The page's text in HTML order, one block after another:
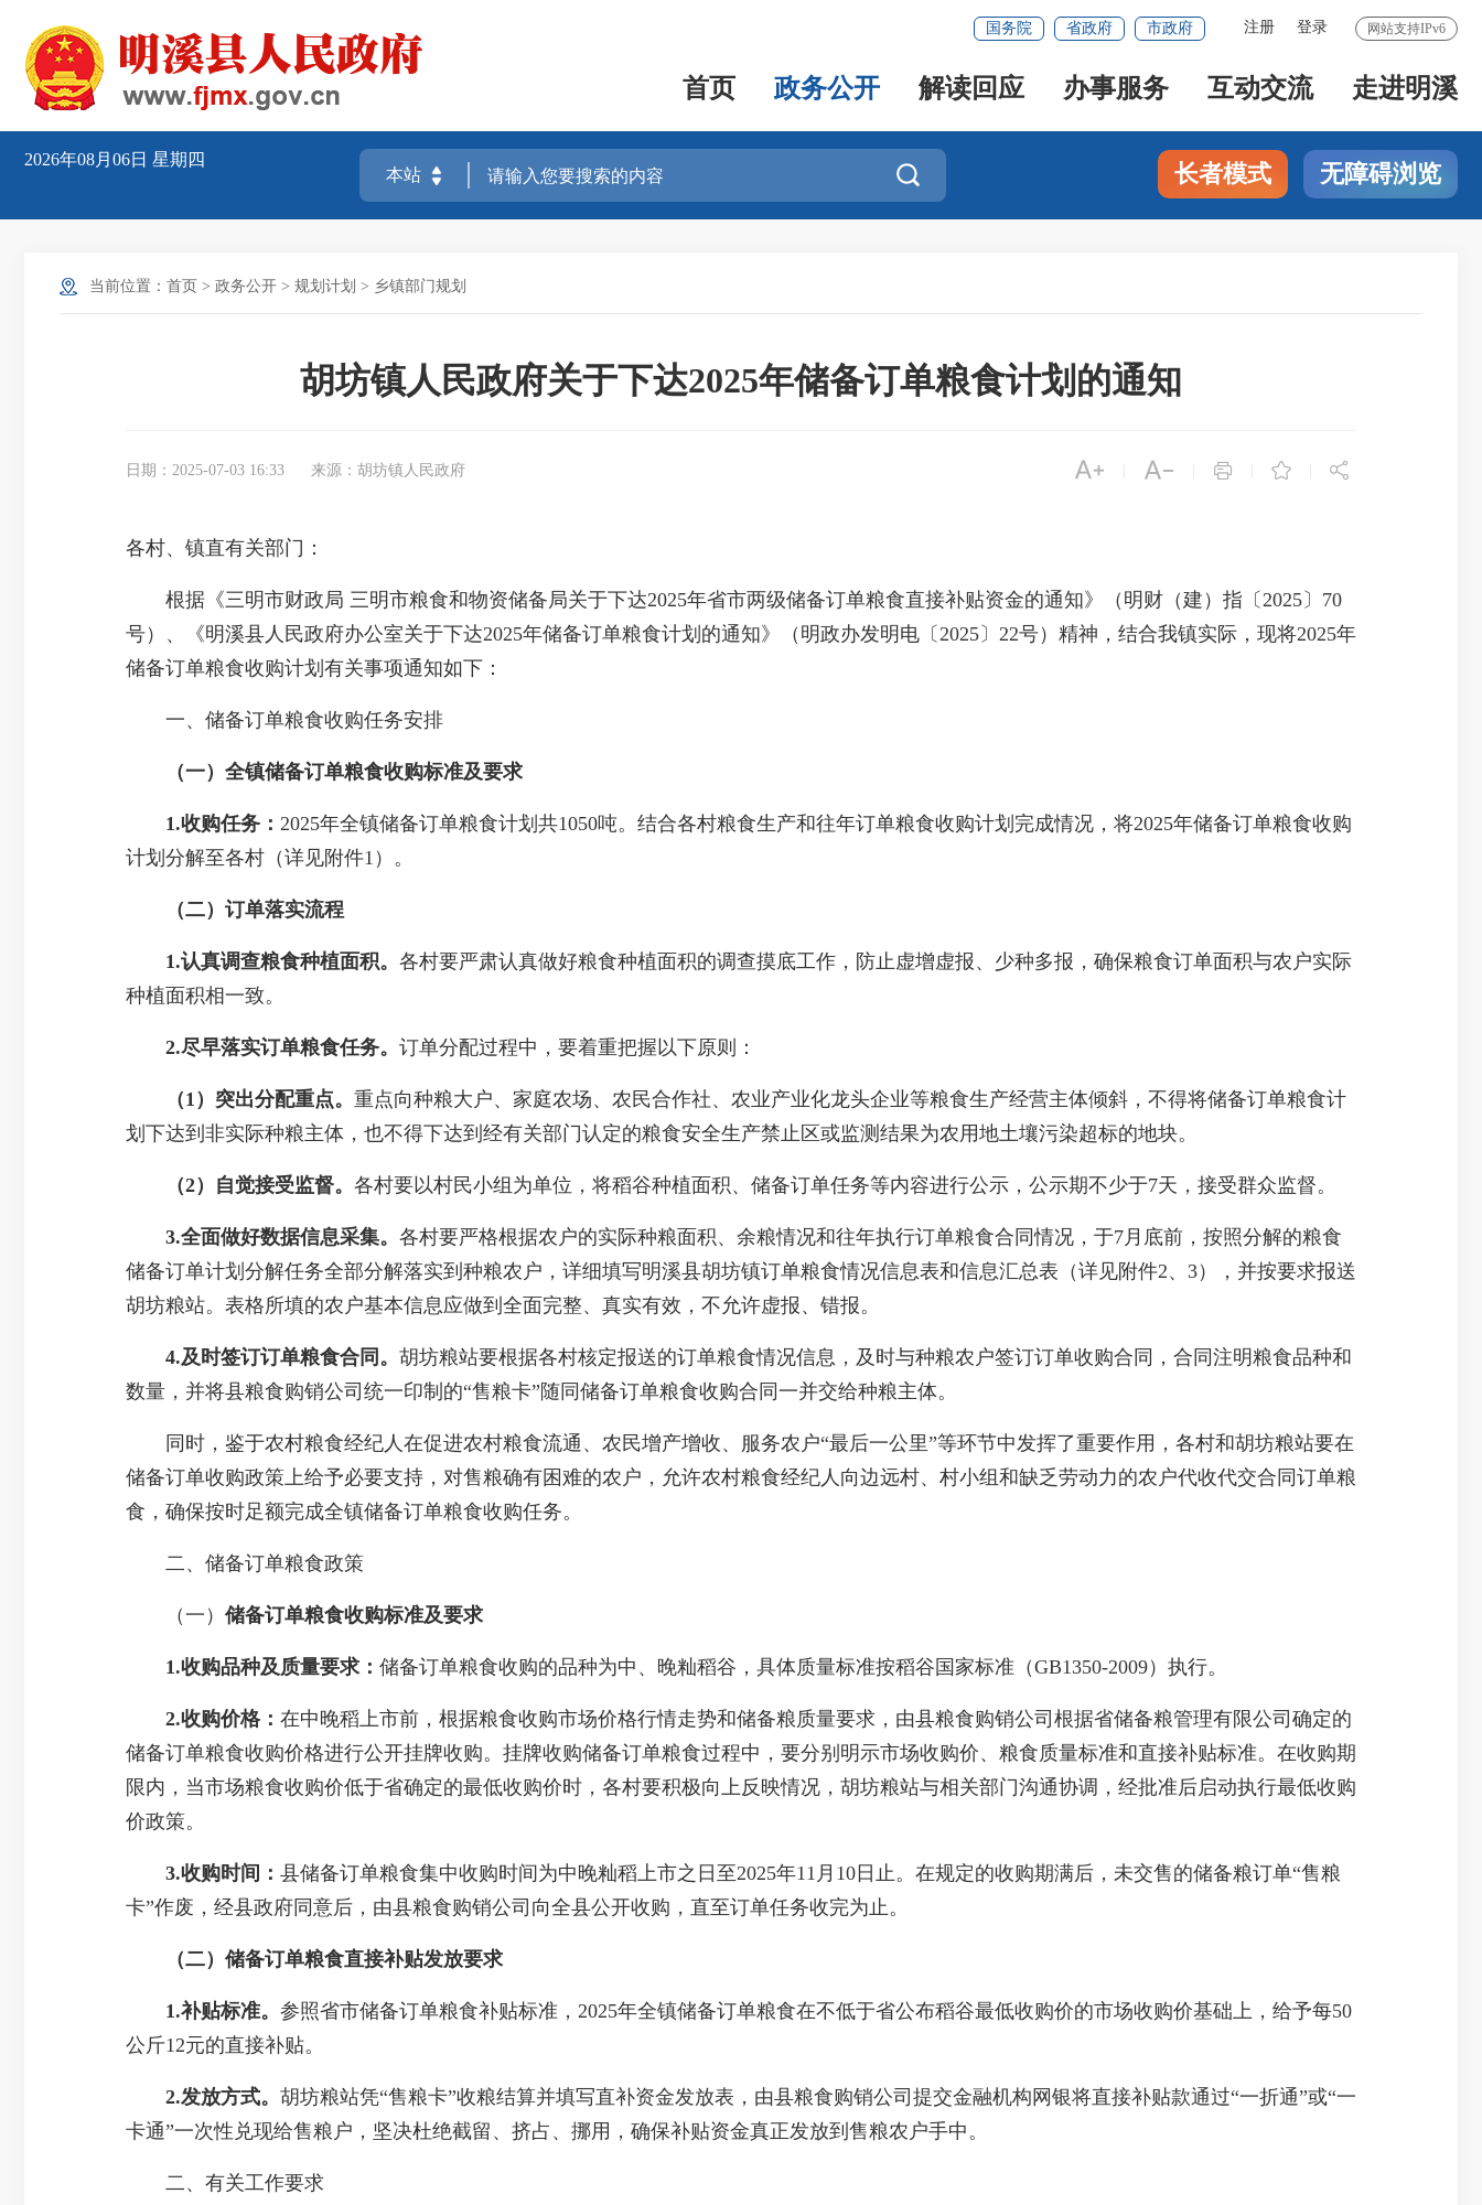
网站支持IPv6
注册 登录
国务院 省政府 市政府
首页 政务公开 解读回应 办事服务 互动交流 走进明溪
2026年08月06日 星期四
 长者模式 无障碍浏览
当前位置： 首页 > 政务公开 > 规划计划 > 乡镇部门规划
胡坊镇人民政府关于下达2025年储备订单粮食计划的通知
日期：2025-07-03 16:33 来源：胡坊镇人民政府     
各村、镇直有关部门：
根据《三明市财政局 三明市粮食和物资储备局关于下达2025年省市两级储备订单粮食直接补贴资金的通知》（明财（建）指〔2025〕70
号）、《明溪县人民政府办公室关于下达2025年储备订单粮食计划的通知》（明政办发明电〔2025〕22号）精神，结合我镇实际，现将2025年
储备订单粮食收购计划有关事项通知如下：
一、储备订单粮食收购任务安排
（一）全镇储备订单粮食收购标准及要求
1.收购任务： 2025年全镇储备订单粮食计划共1050吨。结合各村粮食生产和往年订单粮食收购计划完成情况，将2025年储备订单粮食收购
计划分解至各村（详见附件1）。
（二） 订单落实流程
1.认真调查粮食种植面积。 各村要严肃认真做好粮食种植面积的调查摸底工作，防止虚增虚报、少种多报，确保粮食订单面积与农户实际
种植面积相一致。
2.尽早落实订单粮食任务。 订单分配过程中，要着重把握以下原则：
（1）突出分配重点。 重点向种粮大户、家庭农场、农民合作社、农业产业化龙头企业等粮食生产经营主体倾斜，不得将储备订单粮食计
划下达到非实际种粮主体，也不得下达到经有关部门认定的粮食安全生产禁止区或监测结果为农用地土壤污染超标的地块。
（2） 自觉接受监督。 各村要以村民小组为单位，将稻谷种植面积、储备订单任务等内容进行公示，公示期不少于7天，接受群众监督。
3.全面做好数据信息采集。 各村要严格根据农户的实际种粮面积、余粮情况和往年执行订单粮食合同情况，于7月底前，按照分解的粮食
储备订单计划分解任务全部分解落实到种粮农户，详细填写明溪县胡坊镇订单粮食情况信息表和信息汇总表（详见附件2、3），并按要求报送
胡坊粮站。表格所填的农户基本信息应做到全面完整、真实有效，不允许虚报、错报。
4.及时签订订单粮食合同。 胡坊粮站要根据各村核定报送的订单粮食情况信息，及时与种粮农户签订订单收购合同，合同注明粮食品种和
数量，并将县粮食购销公司统一印制的“售粮卡”随同储备订单粮食收购合同一并交给种粮主体。
同时，鉴于农村粮食经纪人在促进农村粮食流通、农民增产增收、服务农户“最后一公里”等环节中发挥了重要作用，各村和胡坊粮站要在
储备订单收购政策上给予必要支持，对售粮确有困难的农户，允许农村粮食经纪人向边远村、村小组和缺乏劳动力的农户代收代交合同订单粮
食，确保按时足额完成全镇储备订单粮食收购任务。
二、储备订单粮食政策
（一） 储备订单粮食收购标准及要求
1.收购品种及质量要求： 储备订单粮食收购的品种为中、晚籼稻谷，具体质量标准按稻谷国家标准（GB1350-2009）执行。
2.收购价格： 在中晚稻上市前，根据粮食收购市场价格行情走势和储备粮质量要求，由县粮食购销公司根据省储备粮管理有限公司确定的
储备订单粮食收购价格进行公开挂牌收购。挂牌收购储备订单粮食过程中，要分别明示市场收购价、粮食质量标准和直接补贴标准。在收购期
限内，当市场粮食收购价低于省确定的最低收购价时，各村要积极向上反映情况，胡坊粮站与相关部门沟通协调，经批准后启动执行最低收购
价政策。
3.收购时间： 县储备订单粮食集中收购时间为中晚籼稻上市之日至2025年11月10日止。在规定的收购期满后，未交售的储备粮订单“售粮
卡”作废，经县政府同意后，由县粮食购销公司向全县公开收购，直至订单任务收完为止。
（二）储备订单粮食直接补贴发放要求
1.补贴标准。 参照省市储备订单粮食补贴标准，2025年全镇储备订单粮食在不低于省公布稻谷最低收购价的市场收购价基础上，给予每50
公斤12元的直接补贴。
2.发放方式。 胡坊粮站凭“售粮卡”收粮结算并填写直补资金发放表，由县粮食购销公司提交金融机构网银将直接补贴款通过“一折通”或“一
卡通”一次性兑现给售粮户，坚决杜绝截留、挤占、挪用，确保补贴资金真正发放到售粮农户手中。
二、有关工作要求